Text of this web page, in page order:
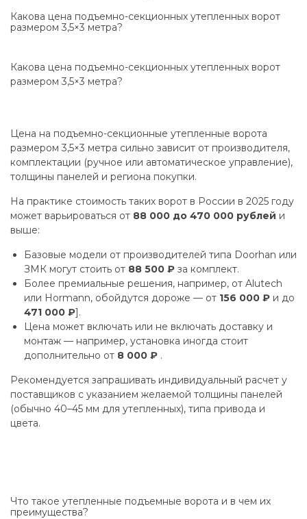
Какова цена подъемно-секционных утепленных ворот
размером 3,5×3 метра?
Какова цена подъемно-секционных утепленных ворот
размером 3,5×3 метра?
Цена на подъемно-секционные утепленные ворота
размером 3,5×3 метра сильно зависит от производителя,
комплектации (ручное или автоматическое управление),
толщины панелей и региона покупки.
На практике стоимость таких ворот в России в 2025 году
может варьироваться от 88 000 до 470 000 рублей и
выше:
Базовые модели от производителей типа Doorhan или
ЗМК могут стоить от 88 500 ₽ за комплект.
Более премиальные решения, например, от Alutech
или Hormann, обойдутся дороже — от 156 000 ₽ и до
471 000 ₽].
Цена может включать или не включать доставку и
монтаж — например, установка иногда стоит
дополнительно от 8 000 ₽ .
Рекомендуется запрашивать индивидуальный расчет у
поставщиков с указанием желаемой толщины панелей
(обычно 40–45 мм для утепленных), типа привода и
цвета.
Что такое утепленные подъемные ворота и в чем их
преимущества?